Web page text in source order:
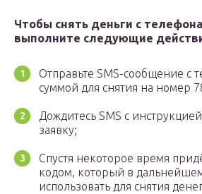
Чтобы снять деньги с
выполните следующие
Отправьте SMS-сообщение с
суммой для снятия на номер
Дождитесь SMS с
заявку;
Спустя некоторое время
кодом, который в
использовать для снятия